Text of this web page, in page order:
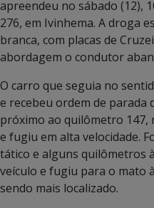
apreendeu no sábado (12),
276, em Ivinhema. A droga
branca, com placas de
abordagem o condutor
O carro que seguia no
e recebeu ordem de
próximo ao quilômetro 147,
e fugiu em alta velocidade.
tático e alguns quilômetros
veículo e fugiu para o mato
sendo mais localizado.